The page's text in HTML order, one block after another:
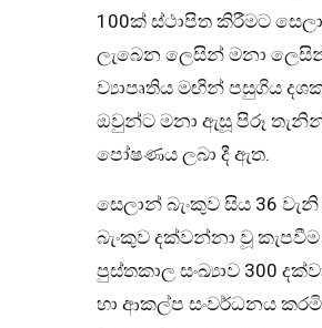
100ක් ස්ථාපිත කිරීමට
ලැබෙන ලෙසින් මනා
ව්‍යාපෘතිය මඟින් පසුගිය
ඔවුන්ට මනා ඇසූ පිරූ තැනින්
පෝෂණය ලබා දී ඇත.
සෙලාන් බැංකුව සිය 36
බැංකුව දක්වන්නා වූ
පුස්තකාල සංඛ්‍යාව 300
හා ආකල්ප සංවර්ධනය